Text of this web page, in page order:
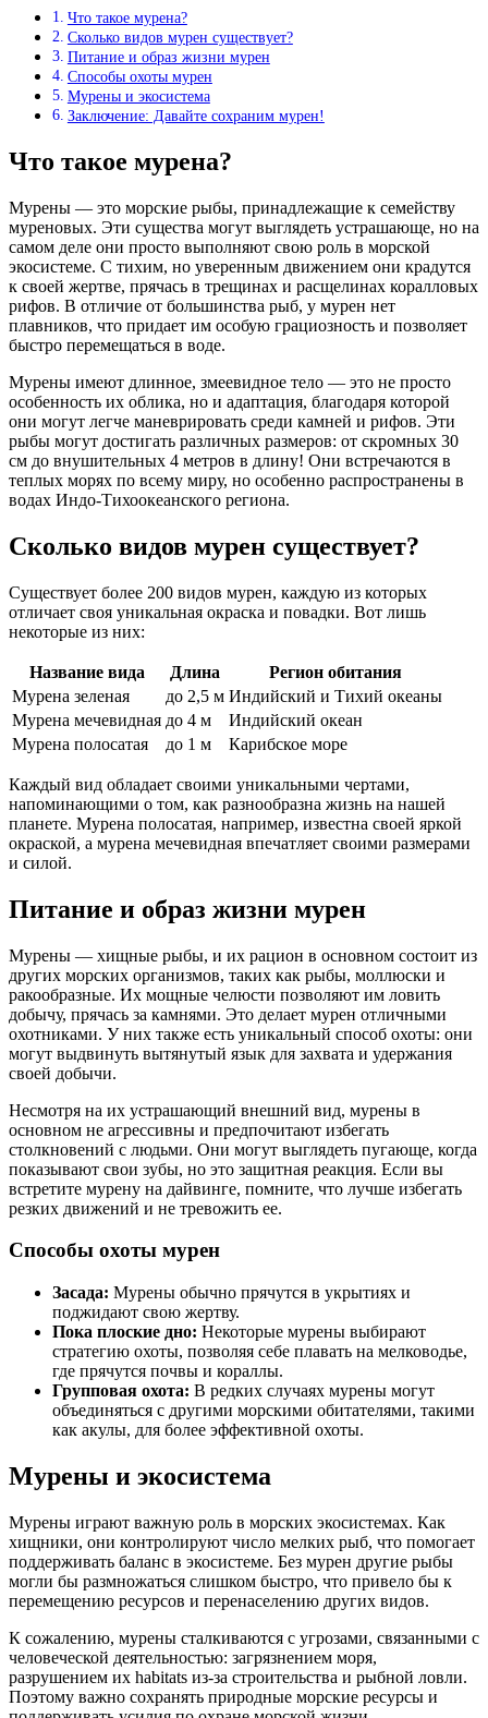
Что такое мурена?
Сколько видов мурен существует?
Питание и образ жизни мурен
Способы охоты мурен
Мурены и экосистема
Заключение: Давайте сохраним мурен!
Что такое мурена?
Мурены — это морские рыбы, принадлежащие к семейству
муреновых. Эти существа могут выглядеть устрашающе, но на
самом деле они просто выполняют свою роль в морской
экосистеме. С тихим, но уверенным движением они крадутся
к своей жертве, прячась в трещинах и расщелинах коралловых
рифов. В отличие от большинства рыб, у мурен нет
плавников, что придает им особую грациозность и позволяет
быстро перемещаться в воде.
Мурены имеют длинное, змеевидное тело — это не просто
особенность их облика, но и адаптация, благодаря которой
они могут легче маневрировать среди камней и рифов. Эти
рыбы могут достигать различных размеров: от скромных 30
см до внушительных 4 метров в длину! Они встречаются в
теплых морях по всему миру, но особенно распространены в
водах Индо-Тихоокеанского региона.
Сколько видов мурен существует?
Существует более 200 видов мурен, каждую из которых
отличает своя уникальная окраска и повадки. Вот лишь
некоторые из них:
Название вида Длина
Регион обитания
Мурена зеленая
до 2,5 м Индийский и Тихий океаны
Мурена мечевидная до 4 м
Индийский океан
Мурена полосатая
до 1 м Карибское море
Каждый вид обладает своими уникальными чертами,
напоминающими о том, как разнообразна жизнь на нашей
планете. Мурена полосатая, например, известна своей яркой
окраской, а мурена мечевидная впечатляет своими размерами
и силой.
Питание и образ жизни мурен
Мурены — хищные рыбы, и их рацион в основном состоит из
других морских организмов, таких как рыбы, моллюски и
ракообразные. Их мощные челюсти позволяют им ловить
добычу, прячась за камнями. Это делает мурен отличными
охотниками. У них также есть уникальный способ охоты: они
могут выдвинуть вытянутый язык для захвата и удержания
своей добычи.
Несмотря на их устрашающий внешний вид, мурены в
основном не агрессивны и предпочитают избегать
столкновений с людьми. Они могут выглядеть пугающе, когда
показывают свои зубы, но это защитная реакция. Если вы
встретите мурену на дайвинге, помните, что лучше избегать
резких движений и не тревожить ее.
Способы охоты мурен
Засада: Мурены обычно прячутся в укрытиях и
поджидают свою жертву.
Пока плоские дно: Некоторые мурены выбирают
стратегию охоты, позволяя себе плавать на мелководье,
где прячутся почвы и кораллы.
Групповая охота: В редких случаях мурены могут
объединяться с другими морскими обитателями, такими
как акулы, для более эффективной охоты.
Мурены и экосистема
Мурены играют важную роль в морских экосистемах. Как
хищники, они контролируют число мелких рыб, что помогает
поддерживать баланс в экосистеме. Без мурен другие рыбы
могли бы размножаться слишком быстро, что привело бы к
перемещению ресурсов и перенаселению других видов.
К сожалению, мурены сталкиваются с угрозами, связанными с
человеческой деятельностью: загрязнением моря,
разрушением их habitats из-за строительства и рыбной ловли.
Поэтому важно сохранять природные морские ресурсы и